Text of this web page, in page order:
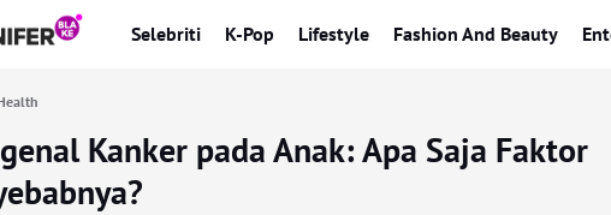
Selebriti K-Pop Lifestyle Fashion And Beauty
Kanker pada Anak: Apa Saja Faktor